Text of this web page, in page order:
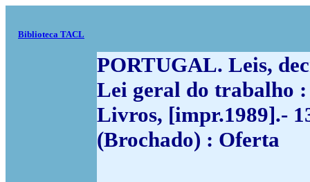
Biblioteca TACL
PORTUGAL. Leis,
Lei geral do trabalho
Livros, [impr.1989].-
(Brochado) : Oferta